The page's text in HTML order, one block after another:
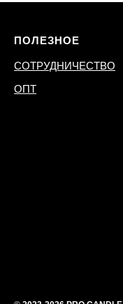
ПОЛЕЗНОЕ
СОТРУДНИЧЕСТВО
ОПТ